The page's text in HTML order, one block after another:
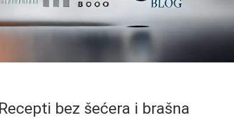
bez šećera i brašna